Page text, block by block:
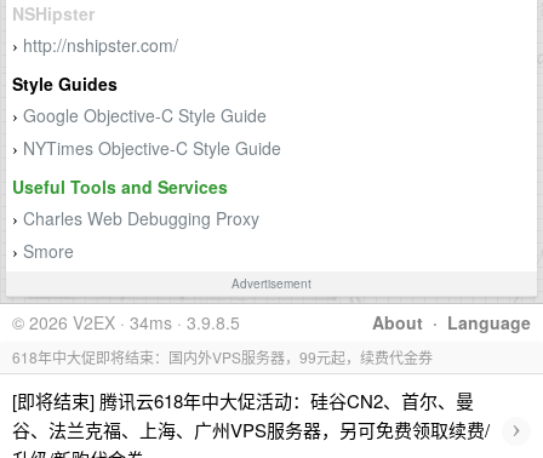
NSHipster
› http://nshipster.com/
Style Guides
› Google Objective-C Style Guide
› NYTimes Objective-C Style Guide
Useful Tools and Services
› Charles Web Debugging Proxy
› Smore
Advertisement
About · Language
© 2026 V2EX · 34ms · 3.9.8.5
618年中大促即将结束：国内外VPS服务器，99元起，续费代金券
[即将结束] 腾讯云618年中大促活动：硅谷CN2、首尔、曼
谷、法兰克福、上海、广州VPS服务器，另可免费领取续费/
›